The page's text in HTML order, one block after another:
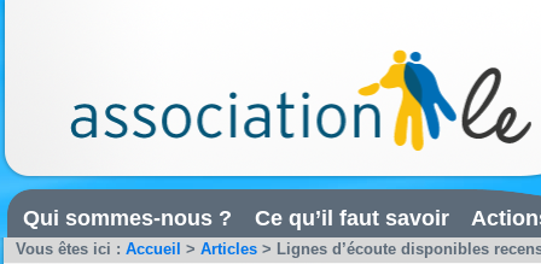
Qui sommes-nous ? Ce qu’il faut savoir
Vous êtes ici : Accueil > Articles > Lignes d’écoute disponibles